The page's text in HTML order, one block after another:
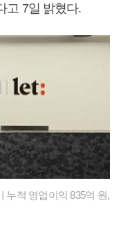
고 7일 밝혔다.
누적 영업이익 835억 원,